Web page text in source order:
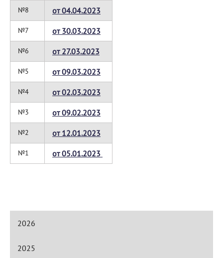
№8 от 04.04.2023
№7 от 30.03.2023
№6 от 27.03.2023
№5 от 09.03.2023
№4 от 02.03.2023
№3 от 09.02.2023
№2 от 12.01.2023
№1 от 05.01.2023
2026
2025